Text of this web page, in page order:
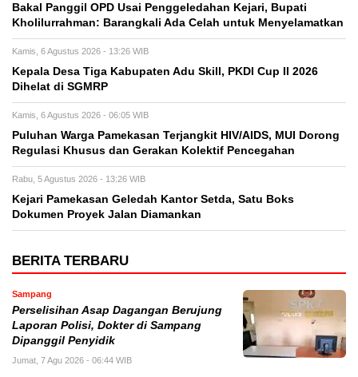
Bakal Panggil OPD Usai Penggeledahan Kejari, Bupati
Kholilurrahman: Barangkali Ada Celah untuk Menyelamatkan
Kamis, 6 Agustus 2026 - 13:26 WIB
Kepala Desa Tiga Kabupaten Adu Skill, PKDI Cup II 2026
Dihelat di SGMRP
Kamis, 6 Agustus 2026 - 06:05 WIB
Puluhan Warga Pamekasan Terjangkit HIV/AIDS, MUI Dorong
Regulasi Khusus dan Gerakan Kolektif Pencegahan
Rabu, 5 Agustus 2026 - 13:26 WIB
Kejari Pamekasan Geledah Kantor Setda, Satu Boks
Dokumen Proyek Jalan Diamankan
BERITA TERBARU
Sampang
Perselisihan Asap Dagangan Berujung
Laporan Polisi, Dokter di Sampang
Dipanggil Penyidik
Jumat, 7 Agu 2026 - 06:44 WIB